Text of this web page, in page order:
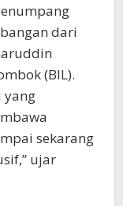
dari
(BIL).
yang
sekarang
ujar